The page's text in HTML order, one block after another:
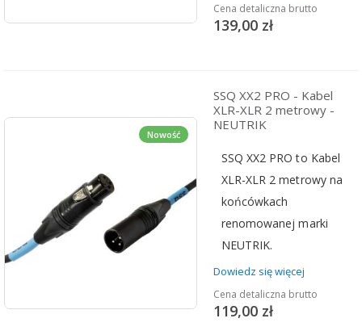
Cena detaliczna brutto
139,00 zł
Nowość
SSQ XX2 PRO - Kabel
XLR-XLR 2 metrowy -
NEUTRIK
SSQ XX2 PRO to Kabel
XLR-XLR 2 metrowy na
końcówkach
renomowanej marki
NEUTRIK.
Dowiedz się więcej
Cena detaliczna brutto
119,00 zł